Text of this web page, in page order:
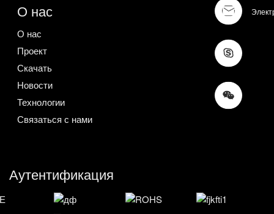
О нас
О нас
Проект
Скачать
Новости
Технологии
Связаться с нами
Аутентификация